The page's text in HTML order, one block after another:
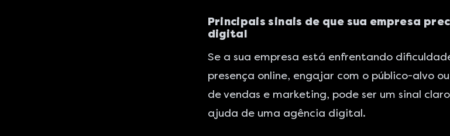
Principais sinais de que sua empresa
digital
Se a sua empresa está enfrentando
presença online, engajar com o público-alvo
de vendas e marketing, pode ser um sinal
ajuda de uma agência digital.